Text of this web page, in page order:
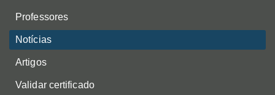
Professores
Notícias
Artigos
Validar certificado